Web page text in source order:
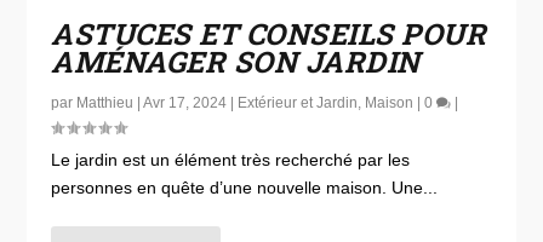
ASTUCES ET CONSEILS POUR
AMÉNAGER SON JARDIN
par Matthieu |Avr 17, 2024 | Extérieur et Jardin, Maison |0 |
Le jardin est un élément très recherché par les
personnes en quête d’une nouvelle maison. Une...